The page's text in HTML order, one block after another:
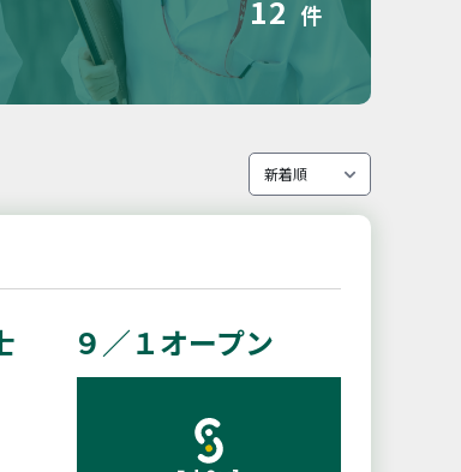
12 件
９／１オープン